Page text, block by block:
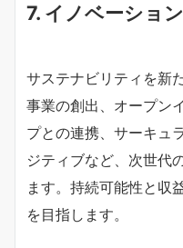
7. イノベーショ
サステナビリティを新
事業の創出、オープン
プとの連携、サーキュ
ジティブなど、次世代
ます。持続可能性と収
を目指します。